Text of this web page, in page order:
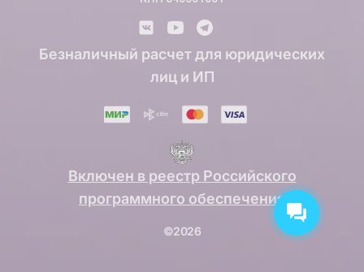
Безналичный расчет для юридических
лиц и ИП
Включен в реестр Российского
программного обеспечения
©2026